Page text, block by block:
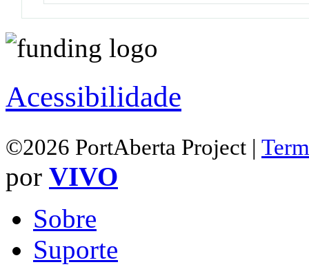
Acessibilidade
©2026 PortAberta Project |
por VIVO
Sobre
Suporte